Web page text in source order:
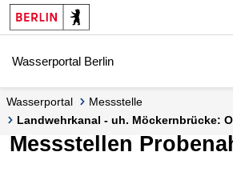
Springe zur Navigation
Springe zum Inhalt
Wasserportal Berlin
Wasserportal
Messstelle
Landwehrkanal - uh. Möckernbrücke:
Messstellen